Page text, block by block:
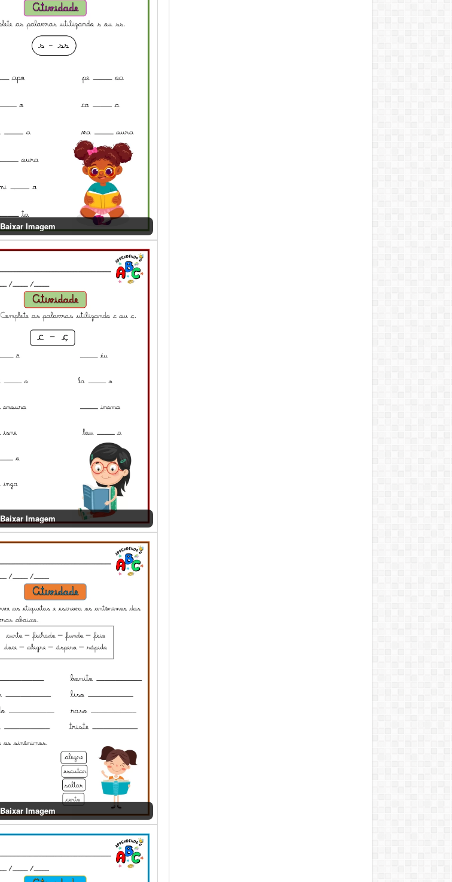
Baixar Imagem
Baixar Imagem
Baixar Imagem